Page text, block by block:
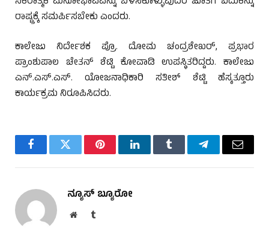
ರಾಷ್ಟ್ರಕ್ಕೆ ಸಮರ್ಪಿಸಬೇಕು ಎಂದರು.
ಕಾಲೇಜು ನಿರ್ದೇಶಕ ಪ್ರೊ. ದೋಮ ಚಂದ್ರಶೇಖರ್, ಪ್ರಭಾರ
ಪ್ರಾಂಶುಪಾಲ ಚೇತನ್ ಶೆಟ್ಟಿ ಕೋವಾಡಿ ಉಪಸ್ಥಿತರಿದ್ದರು. ಕಾಲೇಜು
ಎನ್.ಎಸ್.ಎಸ್. ಯೋಜನಾಧಿಕಾರಿ ಸತೀಶ್ ಶೆಟ್ಟಿ ಹೆಸ್ಕತ್ತೂರು
ಕಾರ್ಯಕ್ರಮ ನಿರೂಪಿಸಿದರು.
FacebookTwitter PinterestLinkedInTumblr TelegramEmail
ನ್ಯೂಸ್ ಬ್ಯೂರೋ
WebsiteTumblr